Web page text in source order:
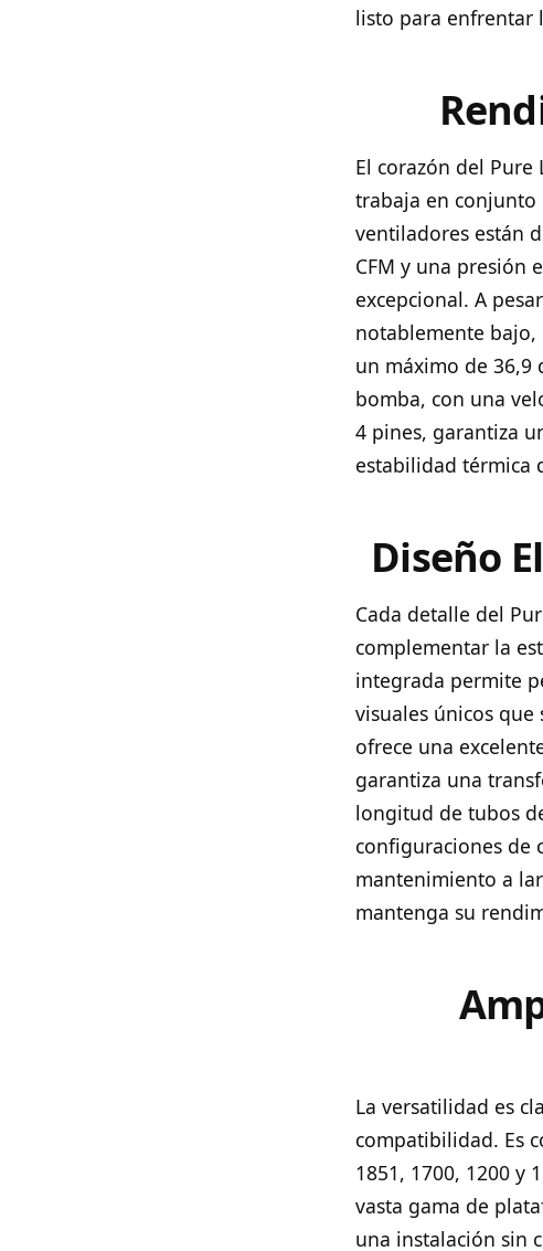
listo para enfrentar
El corazón del
trabaja en conjunto
ventiladores están
CFM y una presión
excepcional. A
notablemente bajo,
un máximo de 36,9
bomba, con una
4 pines, garantiza
estabilidad térmica
Diseño
Cada detalle del
complementar la
integrada permite
visuales únicos
ofrece una
garantiza una
longitud de tubos
configuraciones de
mantenimiento a
mantenga su
La versatilidad es
compatibilidad. Es
1851, 1700, 1200 y
vasta gama de
una instalación sin